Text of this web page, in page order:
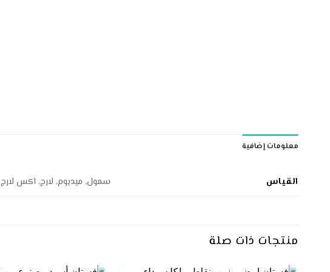
معلومات إضافية
القياس سمول, ميديوم, لارج, اكس لارج
منتجات ذات صلة